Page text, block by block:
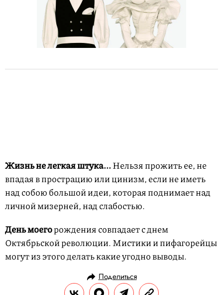
Жизнь не легкая штука...Нельзя прожить ее, не
впадая в прострацию или цинизм, если не иметь
над собою большой идеи, которая поднимает над
личной мизерней, над слабостью.
День моегорождения совпадает с днем
Октябрьской революции. Мистики и пифагорейцы
могут из этого делать какие угодно выводы.
Поделиться